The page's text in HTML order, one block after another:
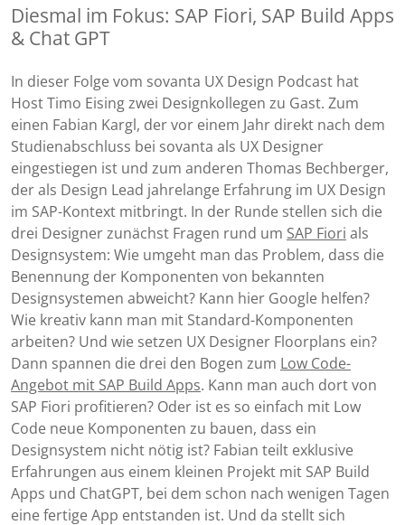
Diesmal im Fokus: SAP Fiori, SAP Build Apps
& Chat GPT
In dieser Folge vom sovanta UX Design Podcast hat
Host Timo Eising zwei Designkollegen zu Gast. Zum
einen Fabian Kargl, der vor einem Jahr direkt nach dem
Studienabschluss bei sovanta als UX Designer
eingestiegen ist und zum anderen Thomas Bechberger,
der als Design Lead jahrelange Erfahrung im UX Design
im SAP-Kontext mitbringt. In der Runde stellen sich die
drei Designer zunächst Fragen rund um SAP Fiori als
Designsystem: Wie umgeht man das Problem, dass die
Benennung der Komponenten von bekannten
Designsystemen abweicht? Kann hier Google helfen?
Wie kreativ kann man mit Standard-Komponenten
arbeiten? Und wie setzen UX Designer Floorplans ein?
Dann spannen die drei den Bogen zum Low Code-
Angebot mit SAP Build Apps. Kann man auch dort von
SAP Fiori profitieren? Oder ist es so einfach mit Low
Code neue Komponenten zu bauen, dass ein
Designsystem nicht nötig ist? Fabian teilt exklusive
Erfahrungen aus einem kleinen Projekt mit SAP Build
Apps und ChatGPT, bei dem schon nach wenigen Tagen
eine fertige App entstanden ist. Und da stellt sich